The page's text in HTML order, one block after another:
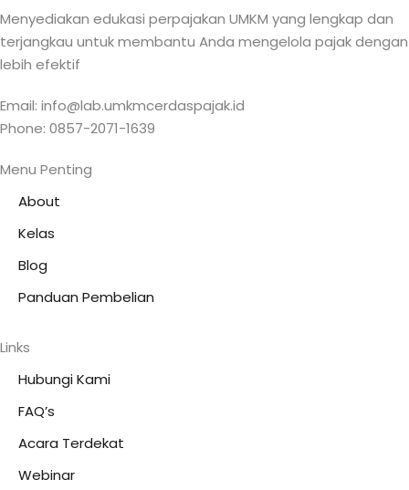
Menyediakan edukasi perpajakan UMKM yang lengkap dan
terjangkau untuk membantu Anda mengelola pajak dengan
lebih efektif
Email: info@lab.umkmcerdaspajak.id
Phone: 0857-2071-1639
Menu Penting
About
Kelas
Blog
Panduan Pembelian
Links
Hubungi Kami
FAQ’s
Acara Terdekat
Webinar